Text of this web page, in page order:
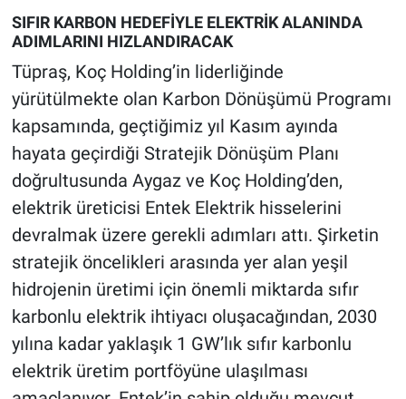
SIFIR KARBON HEDEFİYLE ELEKTRİK ALANINDA
ADIMLARINI HIZLANDIRACAK
Tüpraş, Koç Holding’in liderliğinde
yürütülmekte olan Karbon Dönüşümü Programı
kapsamında, geçtiğimiz yıl Kasım ayında
hayata geçirdiği Stratejik Dönüşüm Planı
doğrultusunda Aygaz ve Koç Holding’den,
elektrik üreticisi Entek Elektrik hisselerini
devralmak üzere gerekli adımları attı. Şirketin
stratejik öncelikleri arasında yer alan yeşil
hidrojenin üretimi için önemli miktarda sıfır
karbonlu elektrik ihtiyacı oluşacağından, 2030
yılına kadar yaklaşık 1 GW’lık sıfır karbonlu
elektrik üretim portföyüne ulaşılması